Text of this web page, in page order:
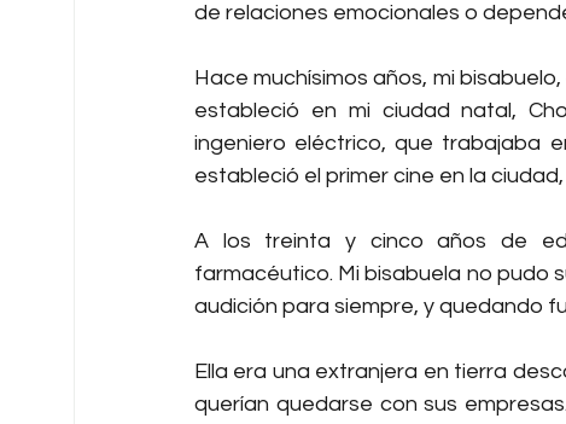
de relaciones emocionales o
Hace muchísimos años, mi
estableció en mi ciudad natal,
ingeniero eléctrico, que trabajaba
estableció el primer cine en la
A los treinta y cinco años de
farmacéutico. Mi bisabuela no pudo
audición para siempre, y quedando
Ella era una extranjera en tierra
querían quedarse con sus